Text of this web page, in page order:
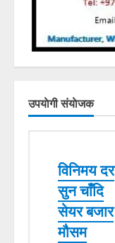
उपयाेगी संयाेजक
विनिमय दर
सुन चाँदि
सेयर बजार
मौसम